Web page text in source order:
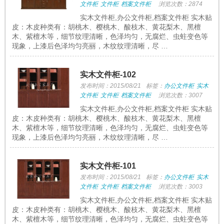
文件柜 文件柜 档案文件柜 浏览次数：2874
实木文件柜,办公文件柜,档案文件柜 实木贴
皮：木皮种类有：胡桃木、樱桃木、酸枝木、黄花梨木、黑檀
木、紫檀木等，细节纹理清晰，色泽均匀，无腐烂、虫蛀变色等
现象，上漆后色泽均匀亮丽，木纹纹理清晰，尽 …
实木文件柜-102
发布时间：2015/08/21 标签： 办公文件柜 实木
文件柜 文件柜 档案文件柜 浏览次数：3007
实木文件柜,办公文件柜,档案文件柜 实木贴
皮：木皮种类有：胡桃木、樱桃木、酸枝木、黄花梨木、黑檀
木、紫檀木等，细节纹理清晰，色泽均匀，无腐烂、虫蛀变色等
现象，上漆后色泽均匀亮丽，木纹纹理清晰，尽 …
实木文件柜-101
发布时间：2015/08/21 标签： 办公文件柜 实木
文件柜 文件柜 档案文件柜 浏览次数：3003
实木文件柜,办公文件柜,档案文件柜 实木贴
皮：木皮种类有：胡桃木、樱桃木、酸枝木、黄花梨木、黑檀
木、紫檀木等，细节纹理清晰，色泽均匀，无腐烂、虫蛀变色等